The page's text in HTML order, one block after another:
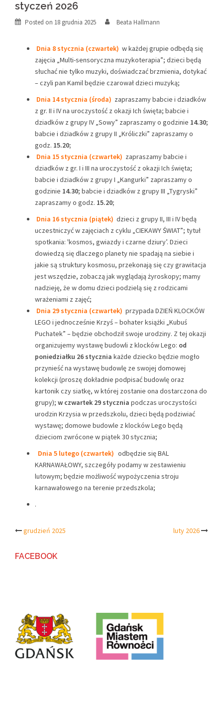
styczeń 2026
Posted on 18 grudnia 2025 Beata Hallmann
Dnia 8 stycznia (czwartek) w każdej grupie odbędą się
zajęcia „Multi-sensoryczna muzykoterapia”; dzieci będą
słuchać nie tylko muzyki, doświadczać brzmienia, dotykać
– czyli pan Kamil będzie czarował dzieci muzyką;
Dnia 14 stycznia (środa) zapraszamy babcie i dziadków
z gr. II i IV na uroczystość z okazji Ich święta; babcie i
dziadków z grupy IV „Sowy” zapraszamy o godzinie 14.30;
babcie i dziadków z grupy II „Króliczki” zapraszamy o
godz. 15.20;
Dnia 15 stycznia (czwartek) zapraszamy babcie i
dziadków z gr. I i III na uroczystość z okazji Ich święta;
babcie i dziadków z grupy I „Kangurki” zapraszamy o
godzinie 14.30; babcie i dziadków z grupy III „Tygryski”
zapraszamy o godz. 15.20;
Dnia 16 stycznia (piątek) dzieci z grupy II, III i IV będą
uczestniczyć w zajęciach z cyklu „CIEKAWY ŚWIAT”; tytuł
spotkania: 'kosmos, gwiazdy i czarne dziury’. Dzieci
dowiedzą się dlaczego planety nie spadają na siebie i
jakie są struktury kosmosu, przekonają się czy grawitacja
jest wszędzie, zobaczą jak wyglądają żyroskopy; mamy
nadzieję, że w domu dzieci podzielą się z rodzicami
wrażeniami z zajęć;
Dnia 29 stycznia (czwartek) przypada DZIEŃ KLOCKÓW
LEGO i jednocześnie Krzyś – bohater książki „Kubuś
Puchatek” – będzie obchodził swoje urodziny. Z tej okazji
organizujemy wystawę budowli z klocków Lego: od
poniedziałku 26 stycznia każde dziecko będzie mogło
przynieść na wystawę budowlę ze swojej domowej
kolekcji (proszę dokładnie podpisać budowlę oraz
kartonik czy siatkę, w której zostanie ona dostarczona do
grupy); w czwartek 29 stycznia podczas uroczystości
urodzin Krzysia w przedszkolu, dzieci będą podziwiać
wystawę; domowe budowle z klocków Lego będą
dzieciom zwrócone w piątek 30 stycznia;
Dnia 5 lutego (czwartek) odbędzie się BAL
KARNAWAŁOWY, szczegóły podamy w zestawieniu
lutowym; będzie możliwość wypożyczenia stroju
karnawałowego na terenie przedszkola;
.
Post
navigation
grudzień 2025 luty 2026
FACEBOOK